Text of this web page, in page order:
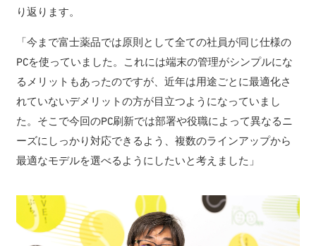
り返ります。
「今まで富士薬品では原則として全ての社員が同じ仕様の
PCを使っていました。これには端末の管理がシンプルにな
るメリットもあったのですが、近年は用途ごとに最適化さ
れていないデメリットの方が目立つようになっていまし
た。そこで今回のPC刷新では部署や役職によって異なるニ
ーズにしっかり対応できるよう、複数のラインアップから
最適なモデルを選べるようにしたいと考えました」